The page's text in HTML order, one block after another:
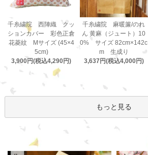
千糸繍院 西陣織 クッ
ションカバー 彩色正倉
花菱紋 Mサイズ (45×4
5cm)
3,900円(税込4,290円)
千糸繍院 麻暖簾/のれ
ん 黄麻（ジュート）10
0% サイズ 82cm×142c
m 生成り
3,637円(税込4,000円)
もっと見る